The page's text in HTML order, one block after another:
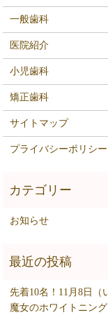
一般歯科
医院紹介
小児歯科
矯正歯科
サイトマップ
プライバシーポリシー
お知らせ
先着10名！11月8日（
魔女のホワイトニング